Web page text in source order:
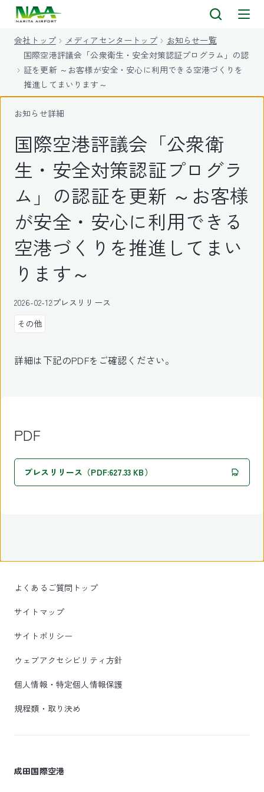
会社トップ メディアセンタートップ
お知らせ一覧
国際空港評議会「公衆衛生・安全対策認証プログラム」の認
証を更新 ～お客様が安全・安心に利用できる空港づくりを
推進してまいります～
お知らせ詳細
国際空港評議会「公衆衛
生・安全対策認証プログラ
ム」の認証を更新 ～お客様
が安全・安心に利用できる
空港づくりを推進してまい
ります～
2026-02-12プレスリリース
その他
詳細は下記のPDFをご確認ください。
PDF
プレスリリース（PDF:627.33 KB）
よくあるご質問トップ
サイトマップ
サイトポリシー
ウェブアクセシビリティ方針
個人情報・特定個人情報保護
規程類・取り決め
成田国際空港